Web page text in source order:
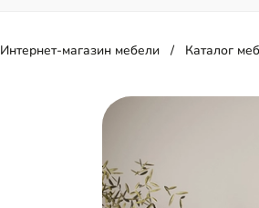
Интернет-магазин мебели Каталог